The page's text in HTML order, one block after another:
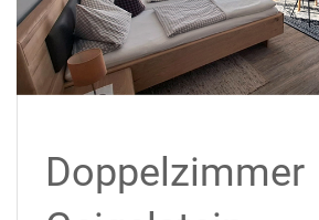
Doppelzimmer